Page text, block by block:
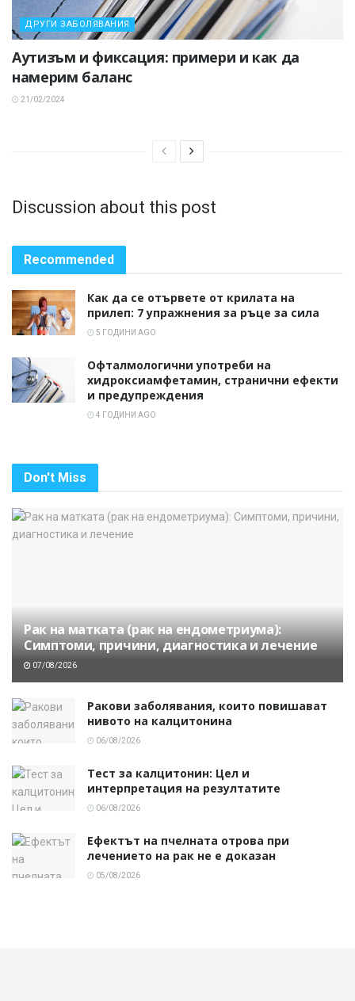
ДРУГИ ЗАБОЛЯВАНИЯ
Аутизъм и фиксация: примери и как да
намерим баланс
21/02/2024
Discussion about this post
Recommended
Как да се отървете от крилата на
прилеп: 7 упражнения за ръце за сила
5 ГОДИНИ AGO
Офталмологични употреби на
хидроксиамфетамин, странични ефекти
и предупреждения
4 ГОДИНИ AGO
Don't Miss
Рак на матката (рак на ендометриума):
Симптоми, причини, диагностика и лечение
07/08/2026
Ракови заболявания, които повишават
нивото на калцитонина
06/08/2026
Тест за калцитонин: Цел и
интерпретация на резултатите
06/08/2026
Ефектът на пчелната отрова при
лечението на рак не е доказан
05/08/2026